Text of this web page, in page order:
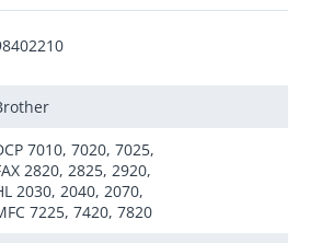
7010, 7020, 7025,
2820, 2825, 2920,
2030, 2040, 2070,
7225, 7420, 7820